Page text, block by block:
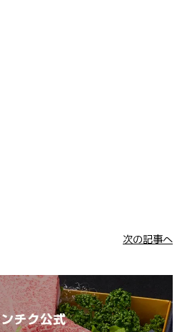
次の記事へ